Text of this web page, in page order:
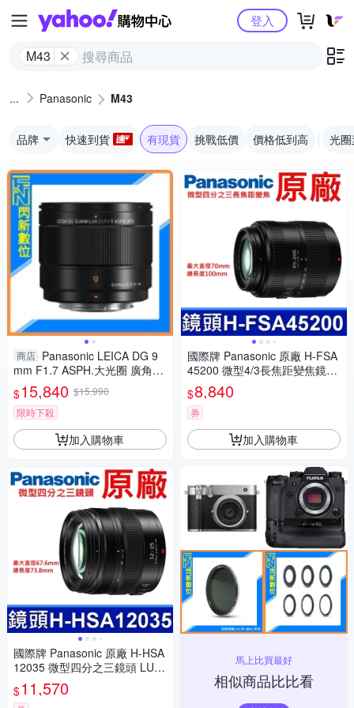
Yahoo購物中心
M43
登入
Panasonic M43
品牌 快速到貨 有現貨 挑戰低價 價格低到高 光
商店 Panasonic LEICA DG 9
mm F1.7 ASPH.大光圈 廣角定
焦 微距(公司貨)
$15,840 $15,990
限時下殺
加入購物車
國際牌 Panasonic 原廠 H-HSA
12035 微型四分之三鏡頭 LUMI
X G X VARIO 12-35mm 相機
$11,570
國際牌 Panasonic 原廠 H-FSA
45200 微型4/3長焦距變焦鏡頭
LUMIX G X VARIO 45-200mm
單眼鏡頭 相機
$8,840
券
加入購物車
馬上比買最好
相似商品比比看